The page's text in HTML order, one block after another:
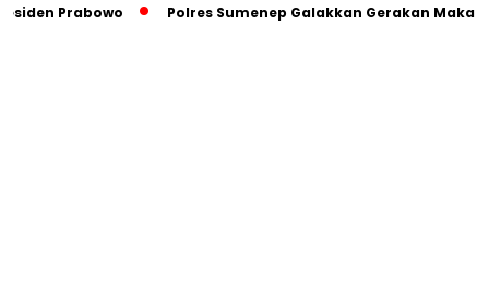
Prabowo
Polres Sumenep Galakkan Gerakan Makan